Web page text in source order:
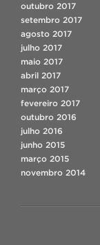
outubro 2017
setembro 2017
agosto 2017
julho 2017
maio 2017
abril 2017
março 2017
fevereiro 2017
outubro 2016
julho 2016
junho 2015
março 2015
novembro 2014